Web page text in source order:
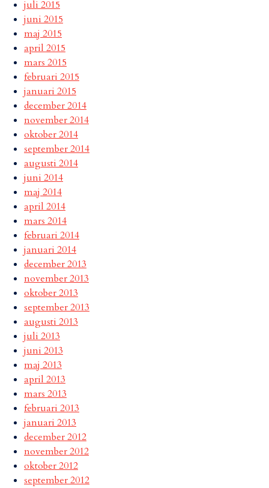
juli 2015
juni 2015
maj 2015
april 2015
mars 2015
februari 2015
januari 2015
december 2014
november 2014
oktober 2014
september 2014
augusti 2014
juni 2014
maj 2014
april 2014
mars 2014
februari 2014
januari 2014
december 2013
november 2013
oktober 2013
september 2013
augusti 2013
juli 2013
juni 2013
maj 2013
april 2013
mars 2013
februari 2013
januari 2013
december 2012
november 2012
oktober 2012
september 2012